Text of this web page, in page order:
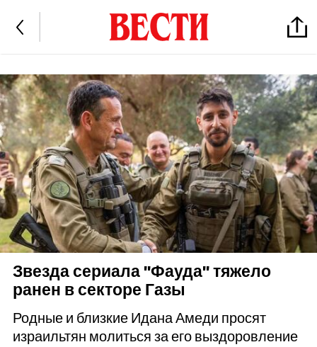
Звезда сериала "Фауда" тяжело
ранен в секторе Газы
Родные и близкие Идана Амеди просят
израильтян молиться за его выздоровление